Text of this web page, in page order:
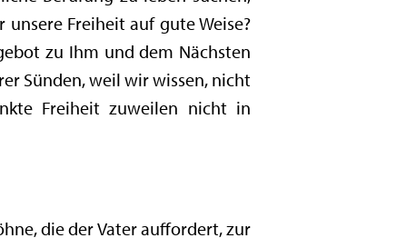
Freiheit auf gute Weise?
zu Ihm und dem Nächsten
Sünden, weil wir wissen, nicht
Freiheit zuweilen nicht in
die der Vater auffordert, zur